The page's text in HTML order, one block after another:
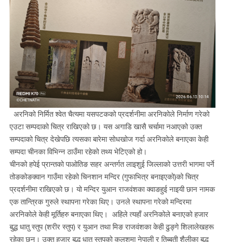
अरनिको निर्मित श्वेत चैत्यमा यसपटकको प्रदर्शनीमा अरनिकोले निर्माण गरेको
एउटा सम्पदाको चित्र राखिएको छ। यस अगाडि खासै चर्चामा नआएको उक्त
सम्पदाको चित्र देखेपछि त्यसका बारेमा सोधखोज गर्दा अरनिकोले बनाएका केही
सम्पदा चीनका विभिन्न ठाउँमा रहेको तथ्य भेटिएको हो।
चीनको हपेई प्रान्तको पाओतिङ सहर अन्तर्गत लाइशुई जिल्लाको उत्तरी भागमा पर्ने
तोङकोङक्वान गाउँमा रहेको चिनशान मन्दिर (गुफाभित्र बनाइएको)को चित्र
प्रदर्शनीमा राखिएको छ। यो मन्दिर युआन राजवंशका क्वाङहुई नाइयी छान नामक
एक तान्त्रिक गुरुले स्थापना गरेका थिए। उनले स्थापना गरेको मन्दिरमा
अरनिकोले केही मूर्तिहरु बनाएका थिए। अहिले त्यहाँ अरनिकोले बनाएको हजार
बुद्ध धातु स्तुप (शरीर स्तुप) र युआन तथा मिङ राजवंशका केही ढुङ्गे शिलालेखहरू
रहेका छन्। उक्त हजार बुद्ध धातु स्तुपको कलशमा नेपाली र तिब्बती शैलीका बुद्ध